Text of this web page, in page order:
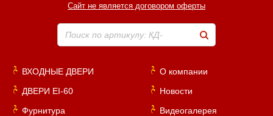
Сайт не является договором оферты
Поиск по артикулу: КД-
ВХОДНЫЕ ДВЕРИ
ДВЕРИ EI-60
Фурнитура
О компании
Новости
Видеогалерея